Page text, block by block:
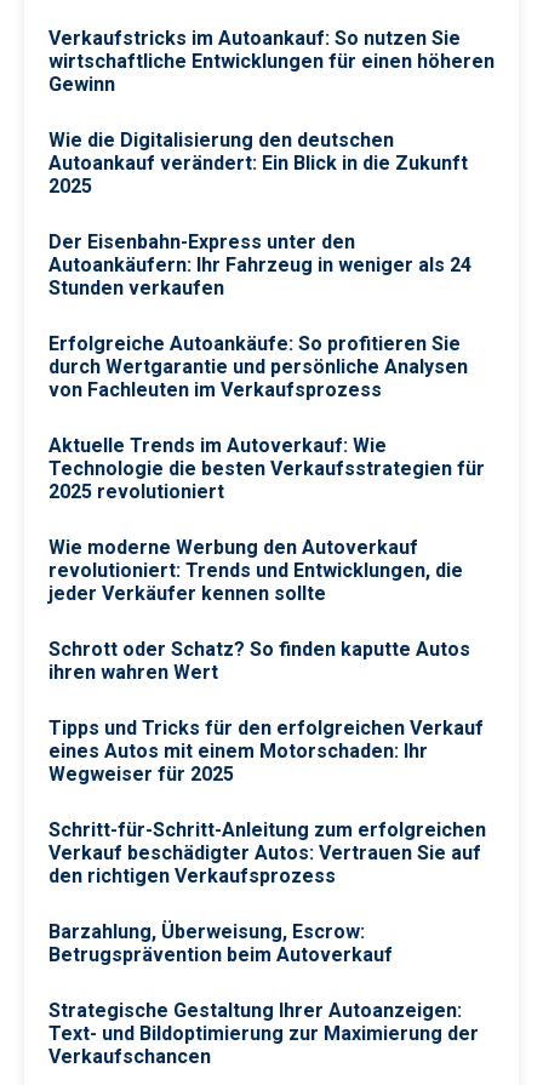
Verkaufstricks im Autoankauf: So nutzen Sie
wirtschaftliche Entwicklungen für einen höheren
Gewinn
Wie die Digitalisierung den deutschen
Autoankauf verändert: Ein Blick in die Zukunft
2025
Der Eisenbahn-Express unter den
Autoankäufern: Ihr Fahrzeug in weniger als 24
Stunden verkaufen
Erfolgreiche Autoankäufe: So profitieren Sie
durch Wertgarantie und persönliche Analysen
von Fachleuten im Verkaufsprozess
Aktuelle Trends im Auto­verkauf: Wie
Technologie die besten Verkaufsstrategien für
2025 revolutioniert
Wie moderne Werbung den Autoverkauf
revolutioniert: Trends und Entwicklungen, die
jeder Verkäufer kennen sollte
Schrott oder Schatz? So finden kaputte Autos
ihren wahren Wert
Tipps und Tricks für den erfolgreichen Verkauf
eines Autos mit einem Motorschaden: Ihr
Wegweiser für 2025
Schritt-für-Schritt-Anleitung zum erfolgreichen
Verkauf beschädigter Autos: Vertrauen Sie auf
den richtigen Verkaufsprozess
Barzahlung, Überweisung, Escrow:
Betrugsprävention beim Autoverkauf
Strategische Gestaltung Ihrer Autoanzeigen:
Text- und Bildoptimierung zur Maximierung der
Verkaufschancen